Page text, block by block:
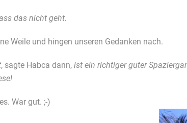
das nicht geht.
Weile und hingen unseren Gedanken nach.
, sagte Habca dann, ist ein richtiger guter
War gut. ;-)